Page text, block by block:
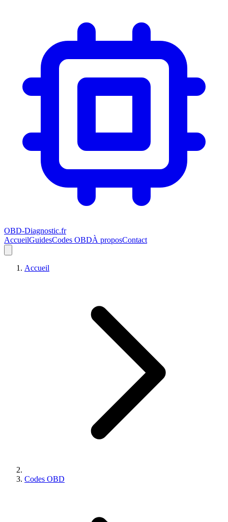
OBD-Diagnostic.fr
AccueilGuidesCodes OBDÀ proposContact
Accueil
Codes OBD